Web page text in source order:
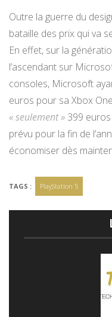
Outre la guerre du
bataille des prix qui va
En effet, sur la
l’ascendant sur
consoles, Microsoft
euros pour sa Xbox
« seulement » 399
prévu pour la fin de
économiser dès
TAGS : PlayStation 5